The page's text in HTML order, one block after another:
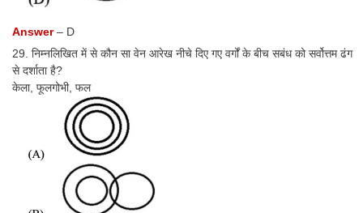
Answer– D
29. निम्नलिखित में से कौन सा वेन आरेख नीचे दिए गए वर्गों के बीच सबंध को सर्वोत्तम ढंग
से दर्शाता है?
केला, फूलगोभी, फल